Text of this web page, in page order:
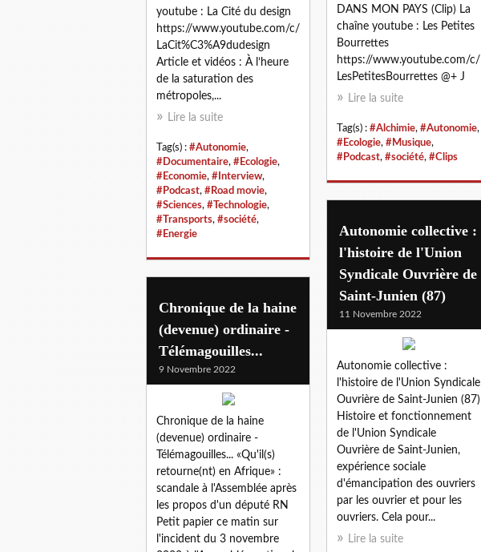
youtube : La Cité du design
https://www.youtube.com/c/
LaCit%C3%A9dudesign
Article et vidéos : À l’heure
de la saturation des
métropoles,...
Lire la suite
Tag(s) : #Autonomie,
#Documentaire, #Ecologie,
#Economie, #Interview,
#Podcast, #Road movie,
#Sciences, #Technologie,
#Transports, #société,
#Energie
DANS MON PAYS (Clip) La
chaîne youtube : Les Petites
Bourrettes
https://www.youtube.com/c/
LesPetitesBourrettes @+ J
Lire la suite
Tag(s) : #Alchimie, #Autonomie,
#Ecologie, #Musique,
#Podcast, #société, #Clips
Autonomie collective :
l'histoire de l'Union
Syndicale Ouvrière de
Saint-Junien (87)
11 Novembre 2022
Autonomie collective :
l'histoire de l'Union Syndicale
Ouvrière de Saint-Junien (87)
Histoire et fonctionnement
de l'Union Syndicale
Ouvrière de Saint-Junien,
expérience sociale
d'émancipation des ouvriers
par les ouvrier et pour les
ouvriers. Cela pour...
Lire la suite
Chronique de la haine
(devenue) ordinaire -
Télémagouilles...
9 Novembre 2022
Chronique de la haine
(devenue) ordinaire -
Télémagouilles... «Qu'il(s)
retourne(nt) en Afrique» :
scandale à l'Assemblée après
les propos d'un député RN
Petit papier ce matin sur
l'incident du 3 novembre